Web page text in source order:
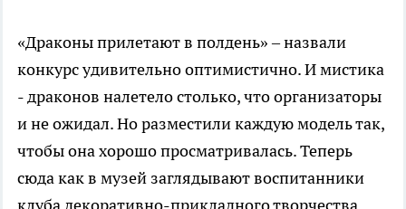
«Драконы прилетают в полдень» – назвали
конкурс удивительно оптимистично. И мистика
- драконов налетело столько, что организаторы
и не ожидал. Но разместили каждую модель так,
чтобы она хорошо просматривалась. Теперь
сюда как в музей заглядывают воспитанники
клуба декоративно-прикладного творчества